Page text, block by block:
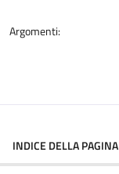
Argomenti:
INDICE DELLA PAGINA